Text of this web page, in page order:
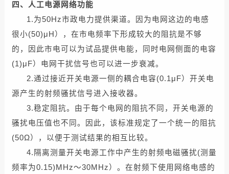
四、人工电源网络功能
1.为50Hz市政电力提供渠道。因为电网这边的电感
很小(50)μH），在市电频率下形成较大的阻抗是不够
的，因此市电可以为试品提供电能，同时电网侧面的电容
(1)μF）电网干扰信号也可以进一步衰减。
2.通过接近开关电源一侧的耦合电容(0.1μF）开关电
源产生的射频骚扰信号进入接收器。
3.稳定阻抗。由于每个电网的阻抗不同，开关电源的
骚扰电压值也不同。因此，该标准规定了一个统一的阻抗
(50Ω），以便于测试结果的相互比较。
4.隔离测量开关电源工作中产生的射频电磁骚扰(测量
频率为0.15)MHz～30MHz）。在射频下使用网络电感的